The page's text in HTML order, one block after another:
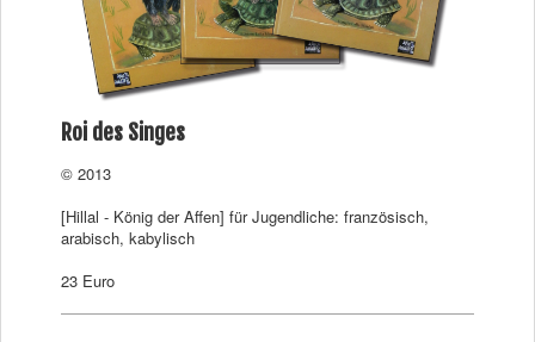
Roi des Singes
© 2013
[Hillal - König der Affen] für Jugendliche: französisch,
arabisch, kabylisch
23 Euro